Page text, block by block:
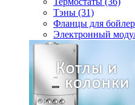
Тэны (31)
Фланцы для
Электронный